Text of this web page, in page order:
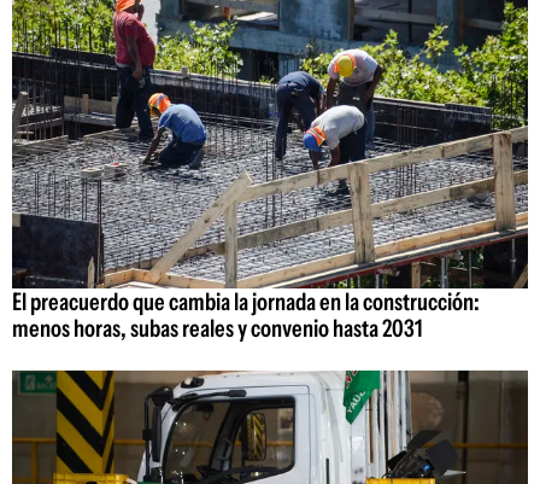
El preacuerdo que cambia la jornada en la construcción:
menos horas, subas reales y convenio hasta 2031